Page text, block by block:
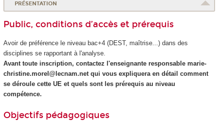
PRÉSENTATION
Public, conditions d’accès et prérequis
Avoir de préférence le niveau bac+4 (DEST, maîtrise...) dans des
disciplines se rapportant à l'analyse.
Avant toute inscription, contactez l'enseignante responsable marie-
christine.morel@lecnam.net qui vous expliquera en détail comment
se déroule cette UE et quels sont les prérequis au niveau
compétence.
Objectifs pédagogiques